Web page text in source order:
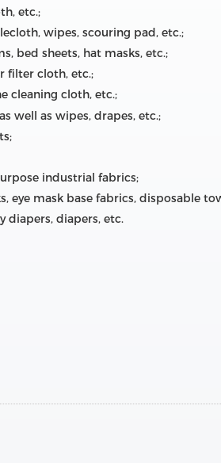
etc.;
wipes, scouring pad, etc.;
bed sheets, hat masks, etc.;
filter cloth, etc.;
cleaning cloth, etc.;
well as wipes, drapes, etc.;
industrial fabrics;
eye mask base fabrics, disposable
diapers, diapers, etc.